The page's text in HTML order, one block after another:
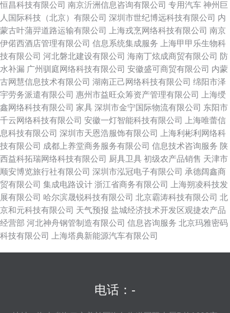
恒昌科技有限公司 南京沂洲信息咨询有限公司 专用汽车 神州巨
人国际科技（北京）有限公司 深圳市世纪博远科技有限公司 内
蒙古叶蒲羿道路运输有限公司
上海戎烹网络科技有限公司 南京
伊偌西酒店管理有限公司 信息系统集成服务
上海甲甲乐生物科
技有限公司 河北磐北建设有限公司 海南丁炫成商贸有限公司 防
水补漏 广州驯庭网络科技有限公司 安徽盛可商贸有限公司 内蒙
古网慧信息技术有限公司 湖南正己网络科技有限公司 绵阳市泽
宇劳务派遣有限公司 惠州市益旺众筹资产管理有限公司
上海绶
鑫网络科技有限公司 家具 深圳市金宁国际物流有限公司 东阳市
千云网络科技有限公司 安徽一灯智能科技有限公司
上海唯蕾信
息科技有限公司 深圳市天恩浩服饰有限公司
上海利彬利网络科
技有限公司 成都上养堂商务服务有限公司 信息技术咨询服务 陕
西益科拓瑞网络科技有限公司 厨具卫具 初级农产品销售 天津市
顺安博览旅行社有限公司 深圳市泓冠电子有限公司 承德阔鑫商
贸有限公司 集成电路设计 浙江省商务有限公司
上海朔凌科技发
展有限公司 哈尔滨晟锐科技有限公司 北京霸涛科技有限公司 北
京和元科技有限公司 天气预报 盐城经济技术开发区观捷农产品
经营部 河北神舟钢管制造有限公司 信息咨询服务 北京玛雅密码
科技有限公司
上海塔典新能源汽车有限公司
电话：-